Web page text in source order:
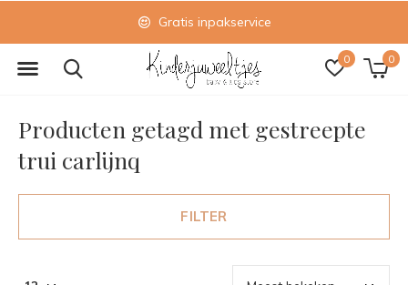
0 0
Gratis inpakservice
Producten getagd met gestreepte
trui carlijnq
FILTER